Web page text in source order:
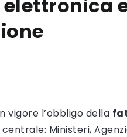
vigore l’obbligo della
Ministeri,